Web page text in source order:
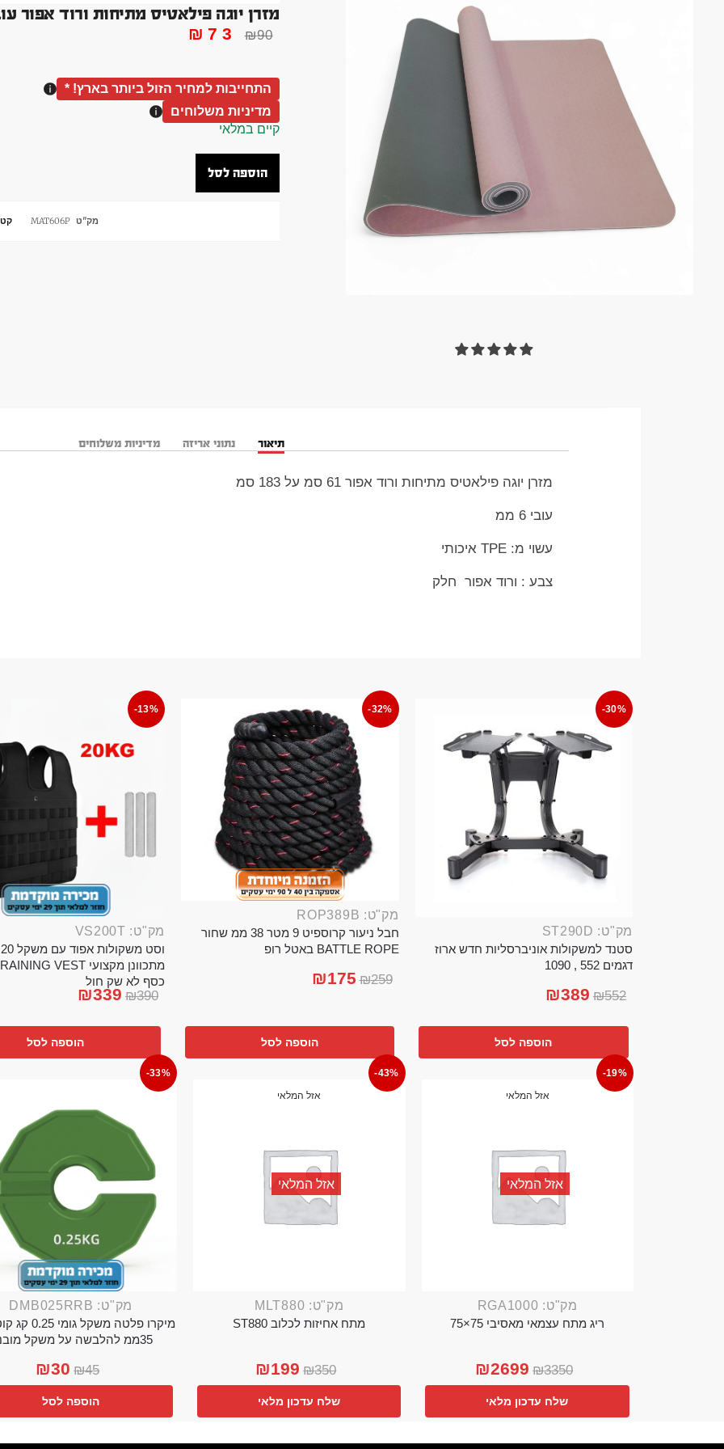
מזרן יוגה פילאטיס מתיחות ורוד אפור עובי 6 ממ אורך 183 סמ מיזרון
₪90
₪73
התחייבות למחיר הזול ביותר בארץ! *
מדיניות משלוחים
קיים במלאי
הוספה לסל
מק"ט MAT606P
תיאור נתוני אריזה מדיניות משלוחים
מזרן יוגה פילאטיס מתיחות ורוד אפור 61 סמ על 183 סמ
עובי 6 ממ
עשוי מ: TPE איכותי
צבע : ורוד אפור חלק
-30%
מק"ט: ST290D
סטנד למשקולות אוניברסליות חדש ארוז
דגמים 552 , 1090
₪552
₪389
הוספה לסל
-32%
מק"ט: ROP389B
חבל ניעור קרוספיט 9 מטר 38 ממ שחור
BATTLE ROPE באטל רופ
₪259
₪175
הוספה לסל
-13%
מק"ט: VS200T
כסף לא שק חול
₪390
₪339
הוספה לסל
-19%
אזל המלאי
אזל המלאי
מק"ט: RGA1000
ריג מתח עצמאי מאסיבי 75×75
₪3350
₪2699
שלח עדכון מלאי
-43%
אזל המלאי
אזל המלאי
מק"ט: MLT880
מתח אחיזות לכלוב ST880
₪350
₪199
שלח עדכון מלאי
-33%
מק"ט: DMB025RRB
מיקרו פלטה
35ממ להלבשה על משקל מובנה
₪45
₪30
הוספה לסל